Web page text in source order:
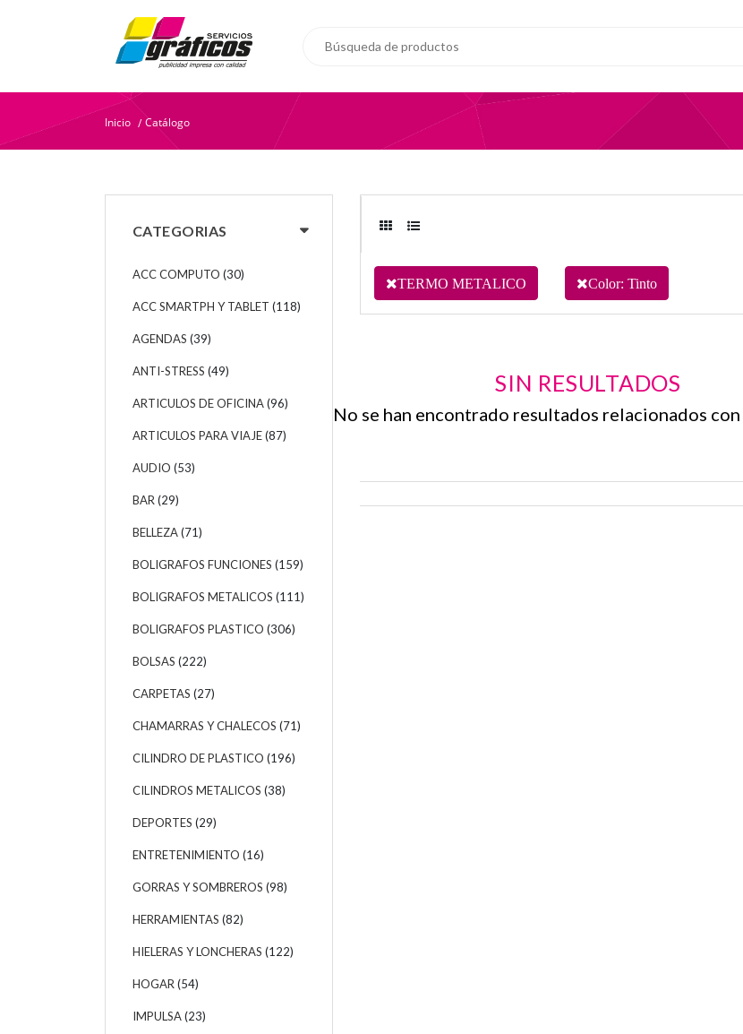
Inicio / Catálogo
CATEGORIAS
ACC COMPUTO (30)
ACC SMARTPH Y TABLET (118)
AGENDAS (39)
ANTI-STRESS (49)
ARTICULOS DE OFICINA(96)
ARTICULOS PARA VIAJE(87)
AUDIO (53)
BAR (29)
BELLEZA(71)
BOLIGRAFOS FUNCIONES (159)
BOLIGRAFOS METALICOS (111)
BOLIGRAFOS PLASTICO (306)
BOLSAS (222)
CARPETAS (27)
CHAMARRAS Y CHALECOS (71)
CILINDRO DE PLASTICO (196)
CILINDROS METALICOS (38)
DEPORTES (29)
ENTRETENIMIENTO (16)
GORRAS Y SOMBREROS (98)
HERRAMIENTAS (82)
HIELERAS Y LONCHERAS (122)
HOGAR (54)
IMPULSA(23)
TERMO METALICO Color: Tinto
SIN RESULTADOS
No se han encontrado resultados relacionados